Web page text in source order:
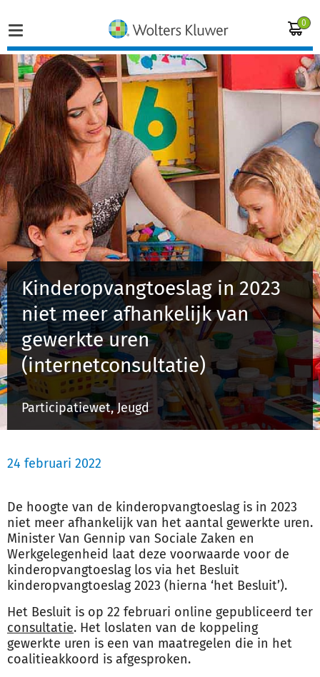
0
Home
Vakgebieden
Actueel
Producten
Opleidingen
Juridisch advies
Inloggen op de kennisbank
Inloggen
Registreren
Kinderopvangtoeslag in 2023
niet meer afhankelijk van
gewerkte uren
(internetconsultatie)
Participatiewet, Jeugd
24 februari 2022
De hoogte van de kinderopvangtoeslag is in 2023
niet meer afhankelijk van het aantal gewerkte uren.
Minister Van Gennip van Sociale Zaken en
Werkgelegenheid laat deze voorwaarde voor de
kinderopvangtoeslag los via het Besluit
kinderopvangtoeslag 2023 (hierna ‘het Besluit’).
Het Besluit is op 22 februari online gepubliceerd ter
consultatie. Het loslaten van de koppeling
gewerkte uren is een van maatregelen die in het
coalitieakkoord is afgesproken.